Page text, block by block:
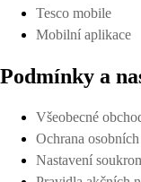
Tesco mobile
Mobilní aplikace
Podmínky a
Všeobecné
Ochrana
Nastavení